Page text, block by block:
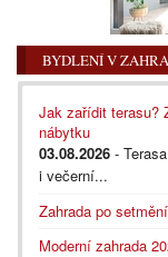
BYDLENÍ V
Jak zařídit terasu?
nábytku
03.08.2026 -
i večerní...
Zahrada po
Moderní zahrada